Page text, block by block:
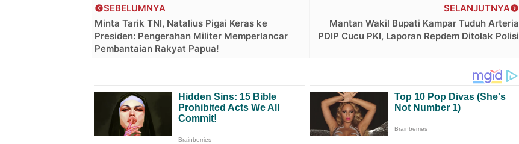
SELANJUTNYA
Mantan Wakil Bupati Kampar Tuduh Arteria
PDIP Cucu PKI, Laporan Repdem Ditolak Polisi
SEBELUMNYA
Minta Tarik TNI, Natalius Pigai Keras ke
Presiden: Pengerahan Militer Memperlancar
Pembantaian Rakyat Papua!